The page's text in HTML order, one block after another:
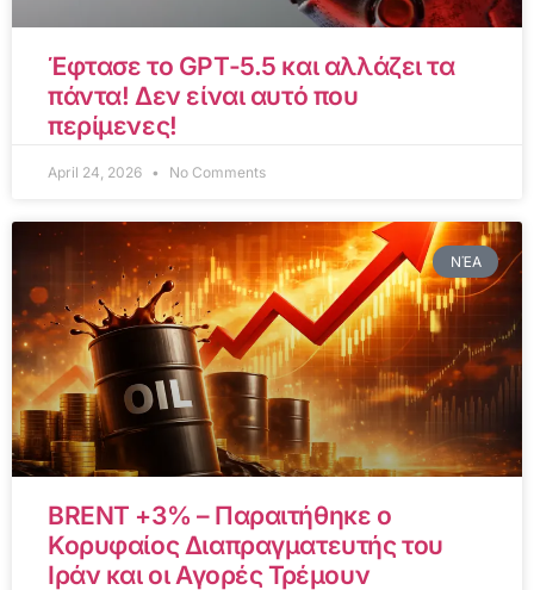
Έφτασε το GPT-5.5 και αλλάζει τα
πάντα! Δεν είναι αυτό που
περίμενες!
April 24, 2026 No Comments
ΝΈΑ
BRENT +3% – Παραιτήθηκε ο
Κορυφαίος Διαπραγματευτής του
Ιράν και οι Αγορές Τρέμουν